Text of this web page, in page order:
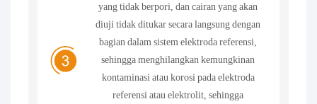
yang tidak berpori, dan cairan yang akan
diuji tidak ditukar secara langsung dengan
bagian dalam sistem elektroda referensi,
sehingga menghilangkan kemungkinan
kontaminasi atau korosi pada elektroda
referensi atau elektrolit, sehingga